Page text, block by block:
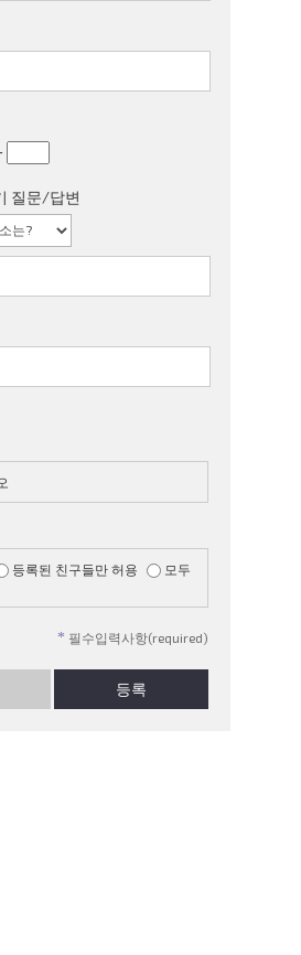
질문/답변
등록된 친구들만 허용
모두
* 필수입력사항(required)
등록